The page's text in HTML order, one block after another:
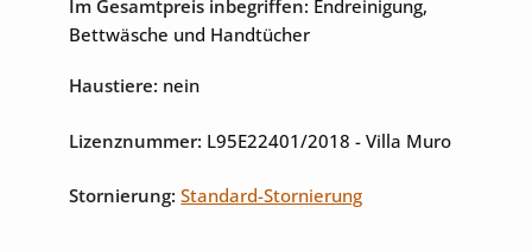
Im Gesamtpreis inbegriffen: Endreinigung,
Bettwäsche und Handtücher
Haustiere: nein
Lizenznummer: L95E22401/2018 - Villa Muro
Stornierung: Standard-Stornierung